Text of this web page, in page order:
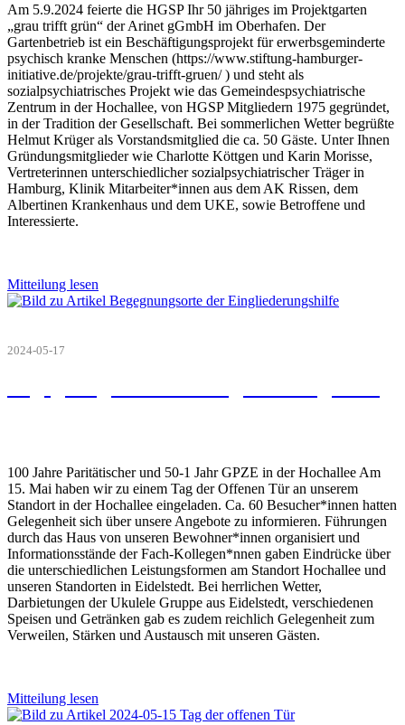
Am 5.9.2024 feierte die HGSP Ihr 50 jähriges im Projektgarten
„grau trifft grün“ der Arinet gGmbH im Oberhafen. Der
Gartenbetrieb ist ein Beschäftigungsprojekt für erwerbsgeminderte
psychisch kranke Menschen (https://www.stiftung-hamburger-
initiative.de/projekte/grau-trifft-gruen/ ) und steht als
sozialpsychiatrisches Projekt wie das Gemeindespsychiatrische
Zentrum in der Hochallee, von HGSP Mitgliedern 1975 gegründet,
in der Tradition der Gesellschaft. Bei sommerlichen Wetter begrüßte
Helmut Krüger als Vorstandsmitglied die ca. 50 Gäste. Unter Ihnen
Gründungsmitglieder wie Charlotte Köttgen und Karin Morisse,
Vertreterinnen unterschiedlicher sozialpsychiatrischer Träger in
Hamburg, Klinik Mitarbeiter*innen aus dem AK Rissen, dem
Albertinen Krankenhaus und dem UKE, sowie Betroffene und
Interessierte.
Mitteilung lesen
2024-05-17
100 Jahre Paritätischer und 50-1 Jahr GPZE in der Hochallee Am
15. Mai haben wir zu einem Tag der Offenen Tür an unserem
Standort in der Hochallee eingeladen. Ca. 60 Besucher*innen hatten
Gelegenheit sich über unsere Angebote zu informieren. Führungen
durch das Haus von unseren Bewohner*innen organisiert und
Informationsstände der Fach-Kollegen*nnen gaben Eindrücke über
die unterschiedlichen Leistungsformen am Standort Hochallee und
unseren Standorten in Eidelstedt. Bei herrlichen Wetter,
Darbietungen der Ukulele Gruppe aus Eidelstedt, verschiedenen
Speisen und Getränken gab es zudem reichlich Gelegenheit zum
Verweilen, Stärken und Austausch mit unseren Gästen.
Mitteilung lesen